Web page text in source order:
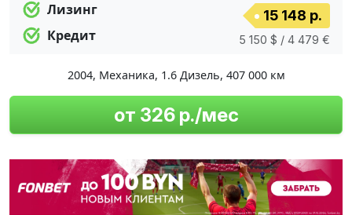
Лизинг
Кредит
15 148 р.
5 150 $ / 4 479 €
2004, Механика, 1.6 Дизель, 407 000 км
от 326 р./мес